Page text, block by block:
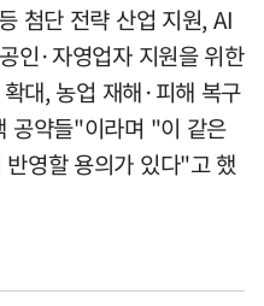
첨단 전략 산업 지원, AI
인·자영업자 지원을 위한
대, 농업 재해·피해 복구
공약들"이라며 "이 같은
영할 용의가 있다"고 했